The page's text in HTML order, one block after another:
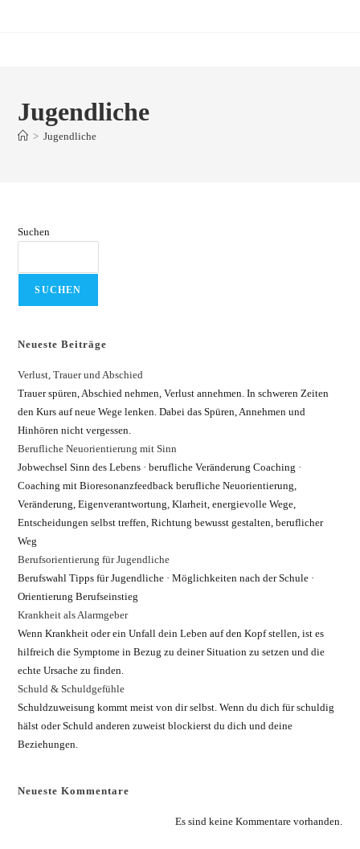
Jugendliche
> Jugendliche
Suchen
SUCHEN
Neueste Beiträge
Verlust, Trauer und Abschied
Trauer spüren, Abschied nehmen, Verlust annehmen. In schweren Zeiten
den Kurs auf neue Wege lenken. Dabei das Spüren, Annehmen und
Hinhören nicht vergessen.
Berufliche Neuorientierung mit Sinn
Jobwechsel Sinn des Lebens · berufliche Veränderung Coaching ·
Coaching mit Bioresonanzfeedback berufliche Neuorientierung,
Veränderung, Eigenverantwortung, Klarheit, energievolle Wege,
Entscheidungen selbst treffen, Richtung bewusst gestalten, beruflicher
Weg
Berufsorientierung für Jugendliche
Berufswahl Tipps für Jugendliche · Möglichkeiten nach der Schule ·
Orientierung Berufseinstieg
Krankheit als Alarmgeber
Wenn Krankheit oder ein Unfall dein Leben auf den Kopf stellen, ist es
hilfreich die Symptome in Bezug zu deiner Situation zu setzen und die
echte Ursache zu finden.
Schuld & Schuldgefühle
Schuldzuweisung kommt meist von dir selbst. Wenn du dich für schuldig
hälst oder Schuld anderen zuweist blockierst du dich und deine
Beziehungen.
Neueste Kommentare
Es sind keine Kommentare vorhanden.